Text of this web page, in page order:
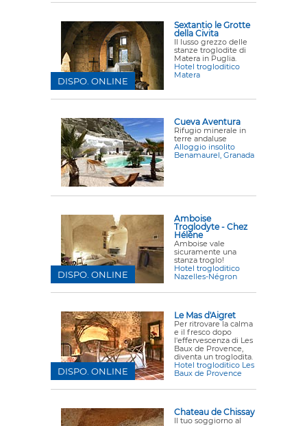
Sextantio le Grotte
della Civita
Il lusso grezzo delle
stanze troglodite di
Matera in Puglia.
Hotel trogloditico
Matera
DISPO. ONLINE
Cueva Aventura
Rifugio minerale in
terre andaluse
Alloggio insolito
Benamaurel, Granada
Amboise
Troglodyte - Chez
Hélène
Amboise vale
sicuramente una
stanza troglo!
Hotel trogloditico
Nazelles-Négron
DISPO. ONLINE
Le Mas d'Aigret
Per ritrovare la calma
e il fresco dopo
l'effervescenza di Les
Baux de Provence,
diventa un troglodita.
Hotel trogloditico Les
Baux de Provence
DISPO. ONLINE
Chateau de Chissay
Il tuo soggiorno al